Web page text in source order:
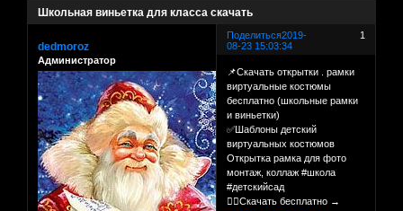
Школьная виньетка для класса скачать
Поделиться 1
2019-
08-23 15:03:34
dedmoroz
Администратор
📌Скачать открытки . рамки
виртуальные костюмы
бесплатно (школьные рамки
и виньетки)
✅Шаблоны детский
виртуальных костюмов
Открытка рамка для фото
монтаж, коллаж #школа
#детскийсад
👉🏻Скачать бесплатно →